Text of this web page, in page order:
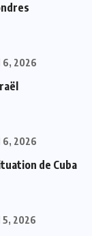
6, 2026
6, 2026
de Cuba
5, 2026